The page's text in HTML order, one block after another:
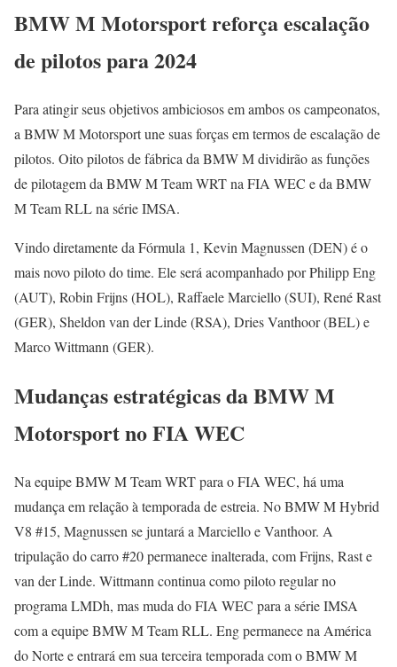
BMW M Motorsport reforça escalação
de pilotos para 2024
Para atingir seus objetivos ambiciosos em ambos os campeonatos,
a BMW M Motorsport une suas forças em termos de escalação de
pilotos. Oito pilotos de fábrica da BMW M dividirão as funções
de pilotagem da BMW M Team WRT na FIA WEC e da BMW
M Team RLL na série IMSA.
Vindo diretamente da Fórmula 1, Kevin Magnussen (DEN) é o
mais novo piloto do time. Ele será acompanhado por Philipp Eng
(AUT), Robin Frijns (HOL), Raffaele Marciello (SUI), René Rast
(GER), Sheldon van der Linde (RSA), Dries Vanthoor (BEL) e
Marco Wittmann (GER).
Mudanças estratégicas da BMW M
Motorsport no FIA WEC
Na equipe BMW M Team WRT para o FIA WEC, há uma
mudança em relação à temporada de estreia. No BMW M Hybrid
V8 #15, Magnussen se juntará a Marciello e Vanthoor. A
tripulação do carro #20 permanece inalterada, com Frijns, Rast e
van der Linde. Wittmann continua como piloto regular no
programa LMDh, mas muda do FIA WEC para a série IMSA
com a equipe BMW M Team RLL. Eng permanece na América
do Norte e entrará em sua terceira temporada com o BMW M